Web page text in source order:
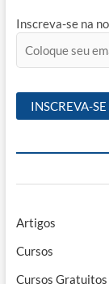
Inscreva-se na
Artigos
Cursos
Cursos Gratuitos